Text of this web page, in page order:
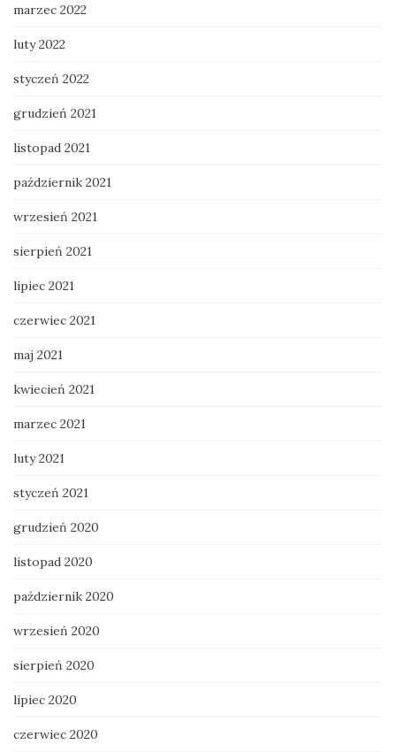
marzec 2022
luty 2022
styczeń 2022
grudzień 2021
listopad 2021
październik 2021
wrzesień 2021
sierpień 2021
lipiec 2021
czerwiec 2021
maj 2021
kwiecień 2021
marzec 2021
luty 2021
styczeń 2021
grudzień 2020
listopad 2020
październik 2020
wrzesień 2020
sierpień 2020
lipiec 2020
czerwiec 2020